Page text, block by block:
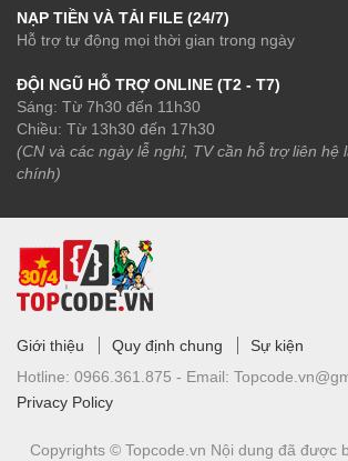
NẠP TIỀN VÀ TẢI FILE (24/7)
Hỗ trợ tự động mọi thời gian trong ngày
ĐỘI NGŨ HỖ TRỢ ONLINE (T2 - T7)
Sáng: Từ 7h30 đến 11h30
Chiều: Từ 13h30 đến 17h30
(CN và các ngày lễ nghỉ, TV cần hỗ trợ liên hệ
chính)
Giới thiệu Quy định chung
Sự kiện
Hotline: 0966.361.875 - Email:
Privacy Policy
Copyrights © Topcode.vn Nội dung đã được